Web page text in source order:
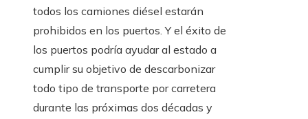
todos los camiones diésel estarán
prohibidos en los puertos. Y el éxito de
los puertos podría ayudar al estado a
cumplir su objetivo de descarbonizar
todo tipo de transporte por carretera
durante las próximas dos décadas y